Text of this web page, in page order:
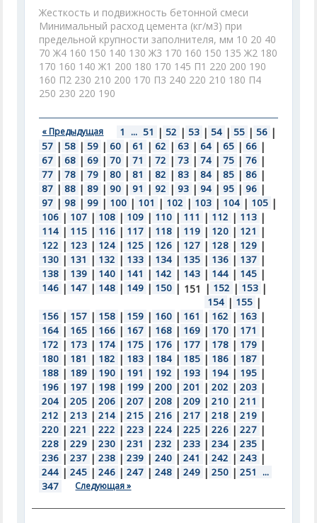
Жесткость и подвижность бетонной смеси
Минимальный расход цемента (кг/м3) при
предельной крупности заполнителя, мм 10 20 40
70 Ж4 160 150 140 130 Ж3 170 160 150 135 Ж2 180
170 160 140 Ж1 200 180 170 145 П1 220 200 190
160 П2 230 210 200 170 П3 240 220 210 180 П4
250 230 220 190
« Предыдущая 1 ... 51 | 52 | 53 | 54 | 55 | 56 |
57 | 58 | 59 | 60 | 61 | 62 | 63 | 64 | 65 | 66 |
67 | 68 | 69 | 70 | 71 | 72 | 73 | 74 | 75 | 76 |
77 | 78 | 79 | 80 | 81 | 82 | 83 | 84 | 85 | 86 |
87 | 88 | 89 | 90 | 91 | 92 | 93 | 94 | 95 | 96 |
97 | 98 | 99 | 100 | 101 | 102 | 103 | 104 | 105 |
106 | 107 | 108 | 109 | 110 | 111 | 112 | 113 |
114 | 115 | 116 | 117 | 118 | 119 | 120 | 121 |
122 | 123 | 124 | 125 | 126 | 127 | 128 | 129 |
130 | 131 | 132 | 133 | 134 | 135 | 136 | 137 |
138 | 139 | 140 | 141 | 142 | 143 | 144 | 145 |
146 | 147 | 148 | 149 | 150 | 151 | 152 | 153 |
154 | 155 |
156 | 157 | 158 | 159 | 160 | 161 | 162 | 163 |
164 | 165 | 166 | 167 | 168 | 169 | 170 | 171 |
172 | 173 | 174 | 175 | 176 | 177 | 178 | 179 |
180 | 181 | 182 | 183 | 184 | 185 | 186 | 187 |
188 | 189 | 190 | 191 | 192 | 193 | 194 | 195 |
196 | 197 | 198 | 199 | 200 | 201 | 202 | 203 |
204 | 205 | 206 | 207 | 208 | 209 | 210 | 211 |
212 | 213 | 214 | 215 | 216 | 217 | 218 | 219 |
220 | 221 | 222 | 223 | 224 | 225 | 226 | 227 |
228 | 229 | 230 | 231 | 232 | 233 | 234 | 235 |
236 | 237 | 238 | 239 | 240 | 241 | 242 | 243 |
244 | 245 | 246 | 247 | 248 | 249 | 250 | 251 ...
347
Следующая »